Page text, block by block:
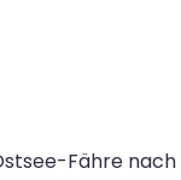
Fähre nach